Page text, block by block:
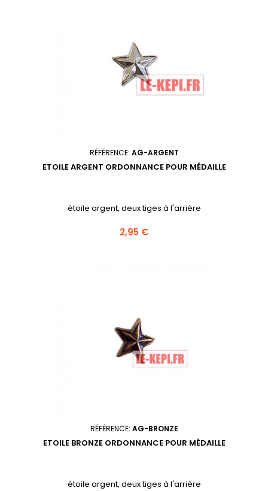
RÉFÉRENCE: AG-ARGENT
ETOILE ARGENT ORDONNANCE POUR MÉDAILLE
étoile argent, deux tiges à l'arrière
Prix
2,95 €
RÉFÉRENCE: AG-BRONZE
ETOILE BRONZE ORDONNANCE POUR MÉDAILLE
étoile argent, deux tiges à l'arrière